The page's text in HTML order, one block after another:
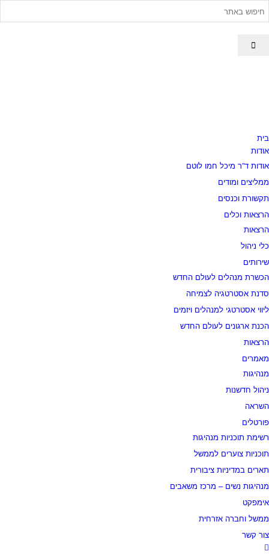
בית
אודות
אודות ד”ר מיכל חמו לוטם
ממליצים ומודים
תקשורת וכנסים
הרצאות וכלים
הרצאות
כלי ניהול
שירותים
הכשרת מנהלים לעולם החדש
סדנת אסטרטגיה לצמיחה
ליווי אסטרטגי למנהלים ויזמים
הכנת ארגונים לעולם החדש
הרצאות
מאמרים
מנהיגות
ניהול חדשנות
השראה
פורטלים
רשימת תוכניות מנהיגות
תוכניות צוערים לממשל
תארים במדיניות ציבורית
מנהיגות נשים – מרכז משאבים
אימפקט
ממשל וחברה אזרחית
צור קשר